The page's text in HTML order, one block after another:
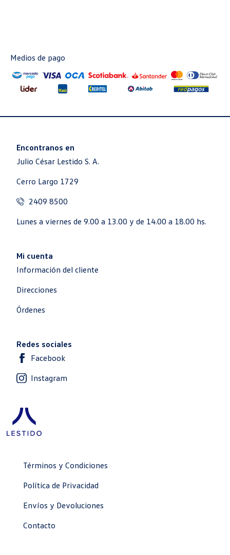
Medios de pago
Encontranos en
Julio César Lestido S. A.
Cerro Largo 1729
2409 8500
Lunes a viernes de 9.00 a 13.00 y de 14.00 a 18.00 hs.
Mi cuenta
Información del cliente
Direcciones
Órdenes
Redes sociales
Facebook
Instagram
Términos y Condiciones
Política de Privacidad
Envíos y Devoluciones
Contacto